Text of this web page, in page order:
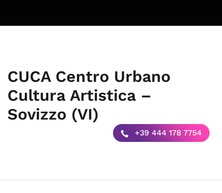
CUCA Centro Urbano
Cultura Artistica –
Sovizzo (VI)
+39 444 178 7754